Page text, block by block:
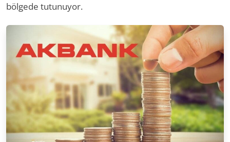
bölgede tutunuyor.